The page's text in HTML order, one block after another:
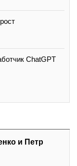
ChatGPT
и Петр